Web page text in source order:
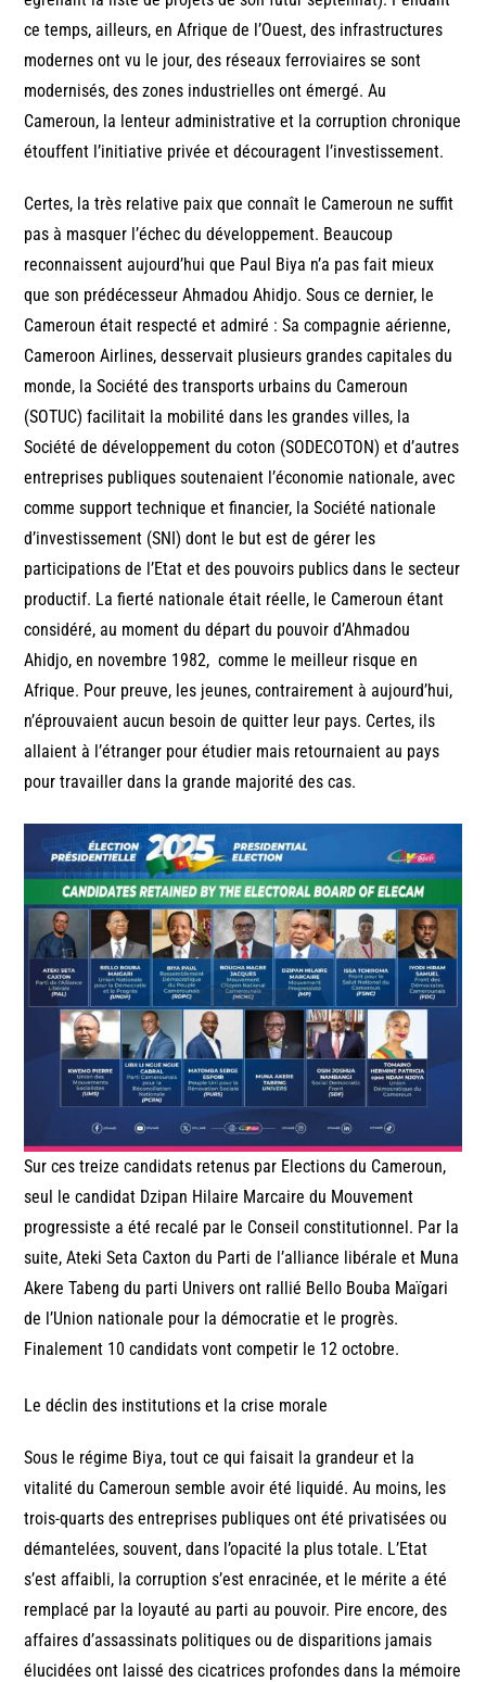
ce temps, ailleurs, en Afrique de l’Ouest, des infrastructures
modernes ont vu le jour, des réseaux ferroviaires se sont
modernisés, des zones industrielles ont émergé. Au
Cameroun, la lenteur administrative et la corruption chronique
étouffent l’initiative privée et découragent l’investissement.
Certes, la très relative paix que connaît le Cameroun ne suffit
pas à masquer l’échec du développement. Beaucoup
reconnaissent aujourd’hui que Paul Biya n’a pas fait mieux
que son prédécesseur Ahmadou Ahidjo. Sous ce dernier, le
Cameroun était respecté et admiré : Sa compagnie aérienne,
Cameroon Airlines, desservait plusieurs grandes capitales du
monde, la Société des transports urbains du Cameroun
(SOTUC) facilitait la mobilité dans les grandes villes, la
Société de développement du coton (SODECOTON) et d’autres
entreprises publiques soutenaient l’économie nationale, avec
comme support technique et financier, la Société nationale
d’investissement (SNI) dont le but est de gérer les
participations de l’Etat et des pouvoirs publics dans le secteur
productif. La fierté nationale était réelle, le Cameroun étant
considéré, au moment du départ du pouvoir d’Ahmadou
Ahidjo, en novembre 1982, comme le meilleur risque en
Afrique. Pour preuve, les jeunes, contrairement à aujourd’hui,
n’éprouvaient aucun besoin de quitter leur pays. Certes, ils
allaient à l’étranger pour étudier mais retournaient au pays
pour travailler dans la grande majorité des cas.
Sur ces treize candidats retenus par Elections du Cameroun,
seul le candidat Dzipan Hilaire Marcaire du Mouvement
progressiste a été recalé par le Conseil constitutionnel. Par la
suite, Ateki Seta Caxton du Parti de l’alliance libérale et Muna
Akere Tabeng du parti Univers ont rallié Bello Bouba Maïgari
de l’Union nationale pour la démocratie et le progrès.
Finalement 10 candidats vont competir le 12 octobre.
Le déclin des institutions et la crise morale
Sous le régime Biya, tout ce qui faisait la grandeur et la
vitalité du Cameroun semble avoir été liquidé. Au moins, les
trois-quarts des entreprises publiques ont été privatisées ou
démantelées, souvent, dans l’opacité la plus totale. L’Etat
s’est affaibli, la corruption s’est enracinée, et le mérite a été
remplacé par la loyauté au parti au pouvoir. Pire encore, des
affaires d’assassinats politiques ou de disparitions jamais
élucidées ont laissé des cicatrices profondes dans la mémoire